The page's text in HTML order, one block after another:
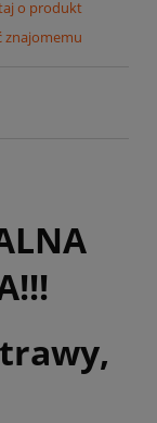
o produkt
znajomemu